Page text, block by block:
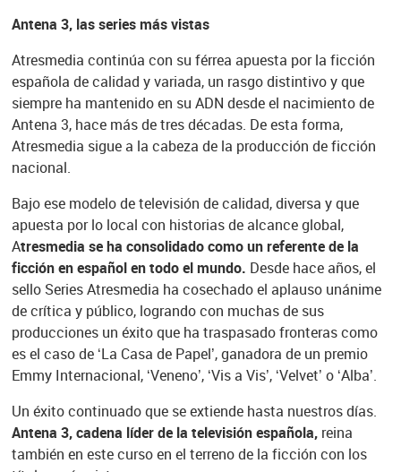
Antena 3, las series más vistas
Atresmedia continúa con su férrea apuesta por la ficción
española de calidad y variada, un rasgo distintivo y que
siempre ha mantenido en su ADN desde el nacimiento de
Antena 3, hace más de tres décadas. De esta forma,
Atresmedia sigue a la cabeza de la producción de ficción
nacional.
Bajo ese modelo de televisión de calidad, diversa y que
apuesta por lo local con historias de alcance global,
Atresmedia se ha consolidado como un referente de la
ficción en español en todo el mundo. Desde hace años, el
sello Series Atresmedia ha cosechado el aplauso unánime
de crítica y público, logrando con muchas de sus
producciones un éxito que ha traspasado fronteras como
es el caso de ‘La Casa de Papel’, ganadora de un premio
Emmy Internacional, ‘Veneno’, ‘Vis a Vis’, ‘Velvet’ o ‘Alba’.
Un éxito continuado que se extiende hasta nuestros días.
Antena 3, cadena líder de la televisión española,reina
también en este curso en el terreno de la ficción con los